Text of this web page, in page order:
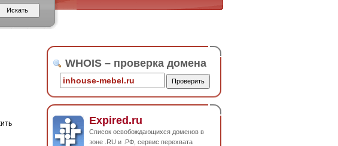
WHOIS – проверка домена
Expired.ru
Список освобождающихся доменов в
зоне .RU и .РФ, сервис перехвата